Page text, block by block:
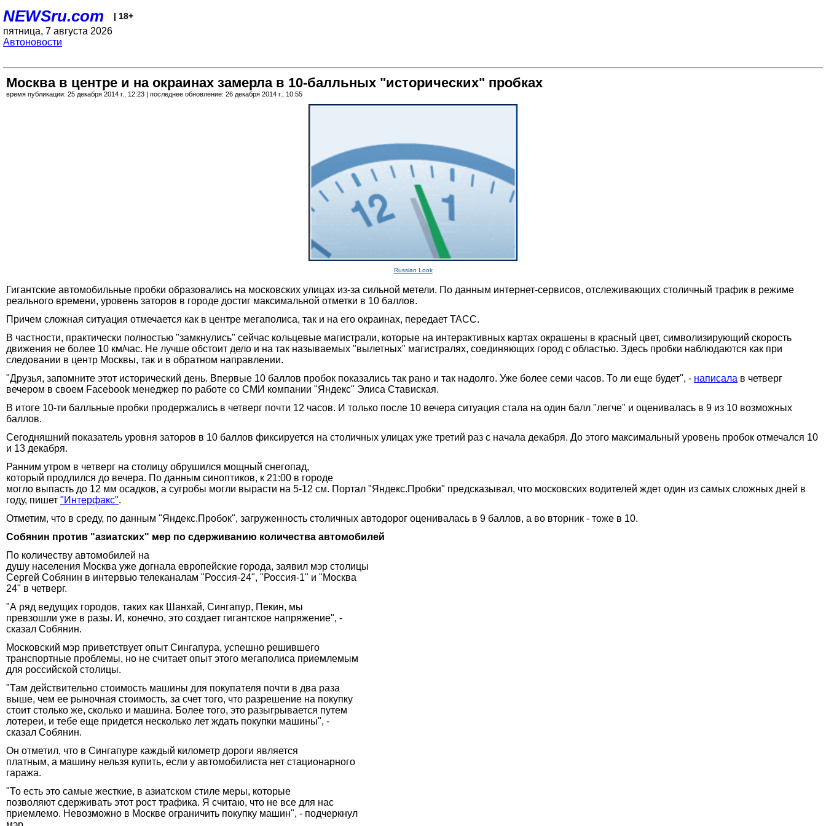
NEWSru.com | 18+
пятница, 7 августа 2026
Автоновости
Москва в центре и на окраинах замерла в 10-балльных "исторических" пробках
время публикации: 25 декабря 2014 г., 12:23 | последнее обновление: 26 декабря 2014 г., 10:55
Russian Look
Гигантские автомобильные пробки образовались на московских улицах из-за сильной метели. По данным интернет-сервисов, отслеживающих столичный трафик в режиме
реального времени, уровень заторов в городе достиг максимальной отметки в 10 баллов.
Причем сложная ситуация отмечается как в центре мегаполиса, так и на его окраинах, передает ТАСС.
В частности, практически полностью "замкнулись" сейчас кольцевые магистрали, которые на интерактивных картах окрашены в красный цвет, символизирующий скорость
движения не более 10 км/час. Не лучше обстоит дело и на так называемых "вылетных" магистралях, соединяющих город с областью. Здесь пробки наблюдаются как при
следовании в центр Москвы, так и в обратном направлении.
"Друзья, запомните этот исторический день. Впервые 10 баллов пробок показались так рано и так надолго. Уже более семи часов. То ли еще будет", - написала в четверг
вечером в своем Facebook менеджер по работе со СМИ компании "Яндекс" Элиса Ставиская.
В итоге 10-ти балльные пробки продержались в четверг почти 12 часов. И только после 10 вечера ситуация стала на один балл "легче" и оценивалась в 9 из 10 возможных
баллов.
Сегодняшний показатель уровня заторов в 10 баллов фиксируется на столичных улицах уже третий раз с начала декабря. До этого максимальный уровень пробок отмечался 10
и 13 декабря.
Ранним утром в четверг на столицу обрушился мощный снегопад,
который продлился до вечера. По данным синоптиков, к 21:00 в городе
могло выпасть до 12 мм осадков, а сугробы могли вырасти на 5-12 см. Портал "Яндекс.Пробки" предсказывал, что московских водителей ждет один из самых сложных дней в
году, пишет "Интерфакс".
Отметим, что в среду, по данным "Яндекс.Пробок", загруженность столичных автодорог оценивалась в 9 баллов, а во вторник - тоже в 10.
Собянин против "азиатских" мер по сдерживанию количества автомобилей
По количеству автомобилей на
душу населения Москва уже догнала европейские города, заявил мэр столицы
Сергей Собянин в интервью телеканалам "Россия-24", "Россия-1" и "Москва
24" в четверг.
"А ряд ведущих городов, таких как Шанхай, Сингапур, Пекин, мы
превзошли уже в разы. И, конечно, это создает гигантское напряжение", -
сказал Собянин.
Московский мэр приветствует опыт Сингапура, успешно решившего
транспортные проблемы, но не считает опыт этого мегаполиса приемлемым
для российской столицы.
"Там действительно стоимость машины для покупателя почти в два раза
выше, чем ее рыночная стоимость, за счет того, что разрешение на покупку
стоит столько же, сколько и машина. Более того, это разыгрывается путем
лотереи, и тебе еще придется несколько лет ждать покупки машины", -
сказал Собянин.
Он отметил, что в Сингапуре каждый километр дороги является
платным, а машину нельзя купить, если у автомобилиста нет стационарного
гаража.
"То есть это самые жесткие, в азиатском стиле меры, которые
позволяют сдерживать этот рост трафика. Я считаю, что не все для нас
приемлемо. Невозможно в Москве ограничить покупку машин", - подчеркнул